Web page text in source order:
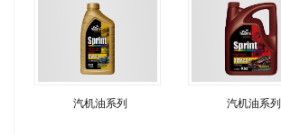
汽机油系列 汽机油系列